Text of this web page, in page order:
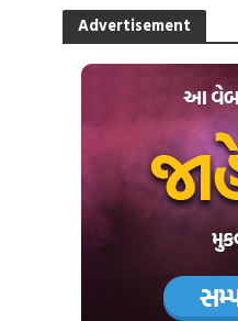
Advertisement